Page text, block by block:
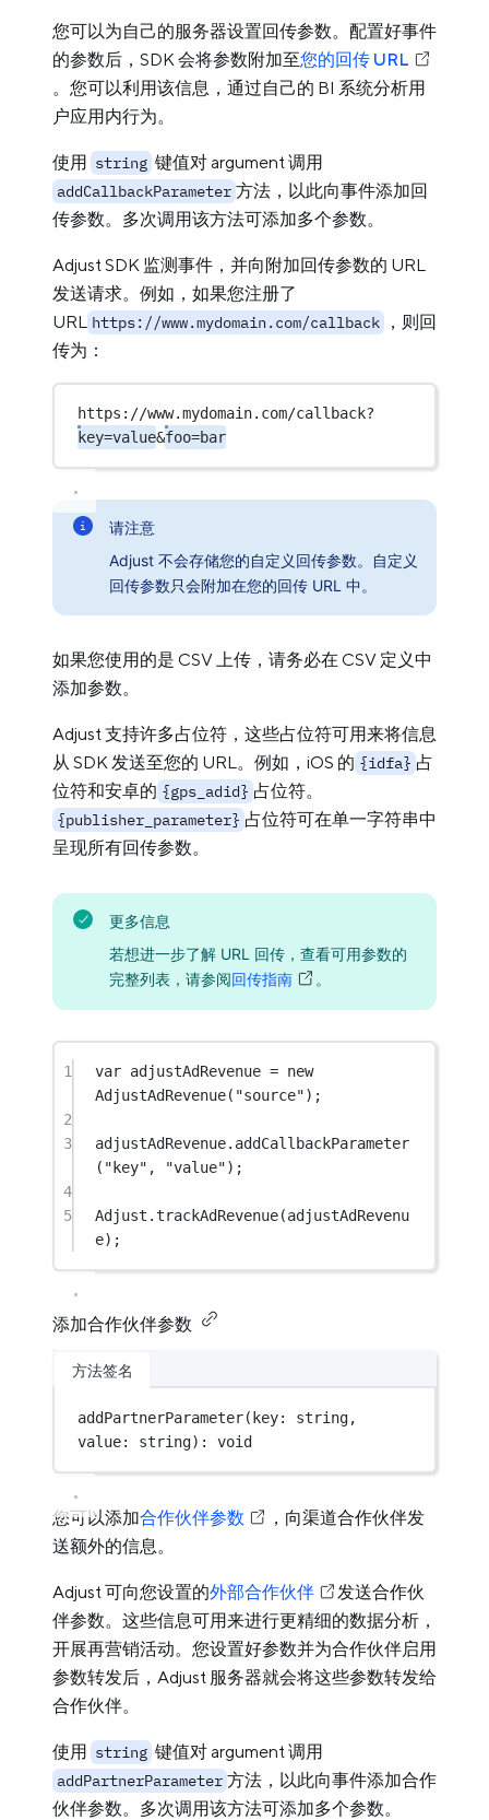
您可以为自己的服务器设置回传参数。配置好事件
的参数后，SDK 会将参数附加至您的回传 URL
。您可以利用该信息，通过自己的 BI 系统分析用
户应用内行为。
使用 string 键值对 argument 调用
addCallbackParameter 方法，以此向事件添加回
传参数。多次调用该方法可添加多个参数。
Adjust SDK 监测事件，并向附加回传参数的 URL
发送请求。例如，如果您注册了
URL https://www.mydomain.com/callback
，则回
传为：
https://www.mydomain.com/callback?
key=value&foo=bar
请注意
Adjust 不会存储您的自定义回传参数。自定义
回传参数只会附加在您的回传 URL 中。
如果您使用的是 CSV 上传，请务必在 CSV 定义中
添加参数。
Adjust 支持许多占位符，这些占位符可用来将信息
从 SDK 发送至您的 URL。例如，iOS 的 {idfa} 占
位符和安卓的 {gps_adid} 占位符。
{publisher_parameter} 占位符可在单一字符串中
呈现所有回传参数。
更多信息
若想进一步了解 URL 回传，查看可用参数的
完整列表，请参阅回传指南 。
1 var adjustAdRevenue = new
AdjustAdRevenue( "source");
2
3
adjustAdRevenue. addCallbackParameter
( "key" , "value");
4
5
Adjust.trackAdRevenue(adjustAdRevenu
e);
添加合作伙伴参数
方法签名
addPartnerParameter(key: string,
value: string): void
您可以添加合作伙伴参数
，向渠道合作伙伴发
送额外的信息。
Adjust 可向您设置的外部合作伙伴
发送合作伙
伴参数。这些信息可用来进行更精细的数据分析，
开展再营销活动。您设置好参数并为合作伙伴启用
参数转发后，Adjust 服务器就会将这些参数转发给
合作伙伴。
使用 string 键值对 argument 调用
addPartnerParameter 方法，以此向事件添加合作
伙伴参数。多次调用该方法可添加多个参数。